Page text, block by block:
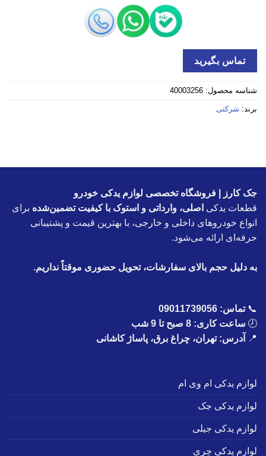
تماس بگیرید
شناسه محصول: 40003256
برند: شرکتی
جک کارز | فروشگاه تخصصی لوازم یدکی خودرو
قطعات یدکی اصلی، وارداتی و استوک با کیفیت تضمین‌شده برای
انواع خودروهای داخلی و خارجی، با بهترین قیمت و پشتیبانی
حرفه‌ای ارائه می‌شود.
به دلیل حجم بالای سفارشات، تحویل حضوری موقتاً نداریم.
📞تماس: 09011739056
🕗 ساعت کاری: 8 صبح تا 9 شب
📍
آدرس: تهران، چراغ برق، پاساژ کاشانی
لوازم یدکی ام وی ام
لوازم یدکی جک
لوازم یدکی جیلی
لوازم یدکی چری